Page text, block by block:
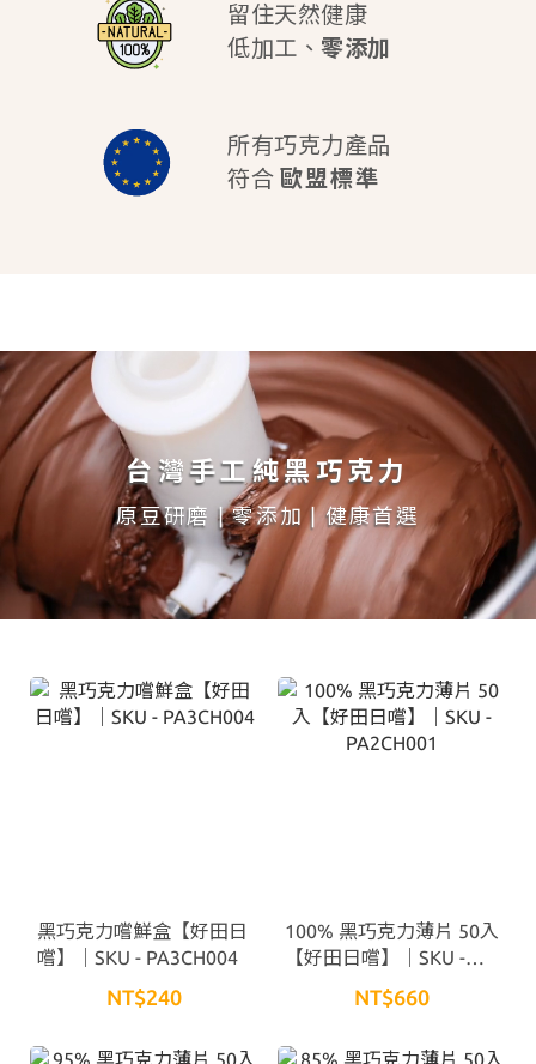
留住天然健康
低加工、零添加
所有巧克力產品
符合 歐盟標準
台灣手工純黑巧克力
原豆研磨 | 零添加 | 健康首選
黑巧克力嚐鮮盒【好田日
嚐】｜SKU - PA3CH004
NT$240
100% 黑巧克力薄片 50入
【好田日嚐】｜SKU -
NT$660